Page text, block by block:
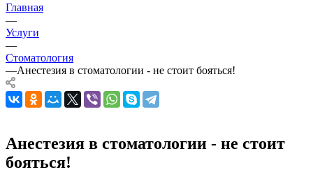
Главная
—
Услуги
—
Стоматология
—Анестезия в стоматологии - не стоит бояться!
Анестезия в стоматологии - не стоит
бояться!